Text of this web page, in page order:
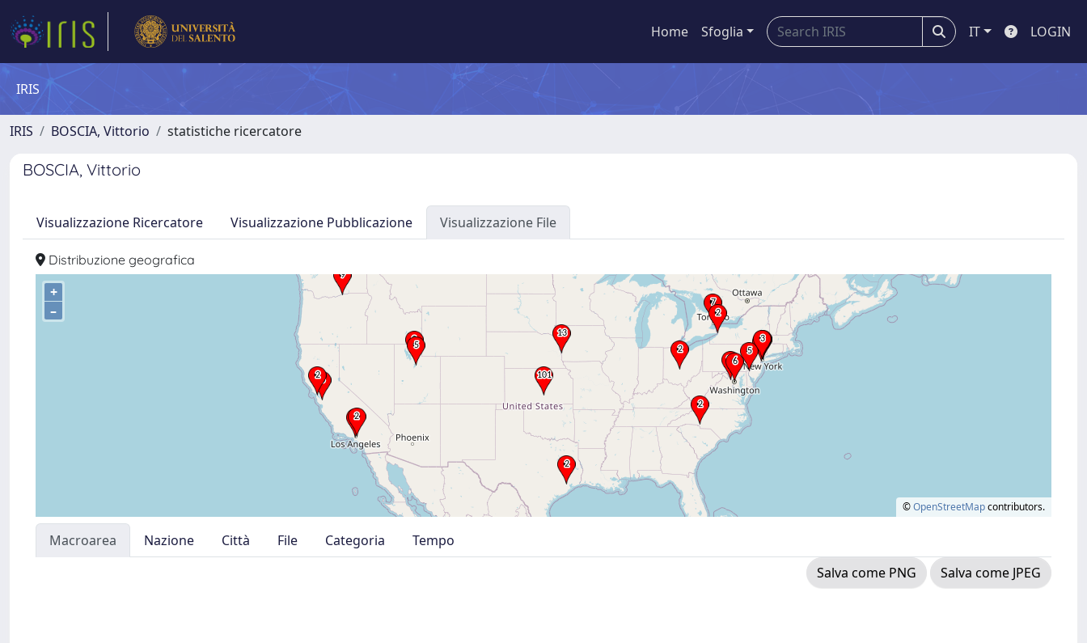
Home Sfoglia IT LOGIN
IRIS
IRIS BOSCIA, Vittorio statistiche ricercatore
BOSCIA, Vittorio
Visualizzazione Ricercatore Visualizzazione Pubblicazione Visualizzazione File
Distribuzione geografica
+
–
©OpenStreetMapcontributors.
Macroarea Nazione Città File Categoria
Tempo
Salva come PNG
Salva come JPEG